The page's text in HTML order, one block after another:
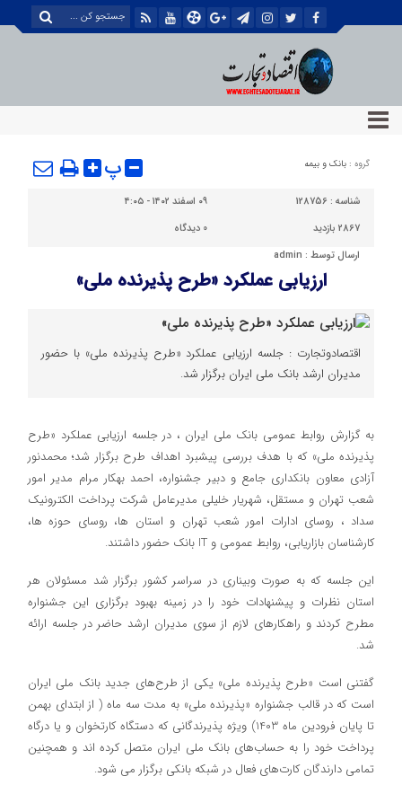
گروه : بانک و بیمه پ
شناسه : 128756
۰۹ اسفند ۱۴۰۲ - ۴:۰۵
2867 بازدید
0 دیدگاه
ارسال توسط : admin
ارزیابی عملکرد «طرح پذیرنده ملی»
اقتصادوتجارت : جلسه ارزیابی عملکرد «طرح پذیرنده ملی» با حضور
مدیران ارشد بانک ملی ایران برگزار شد.
به گزارش روابط عمومی بانک ملی ایران ، در جلسه ارزیابی عملکرد «طرح
پذیرنده ملی» که با هدف بررسی پیشبرد اهداف طرح برگزار شد؛ محمدنور
آزادی معاون بانکداری جامع و دبیر جشنواره، احمد بهکار مرام مدیر امور
شعب تهران و مستقل، شهریار خلیلی مدیرعامل شرکت پرداخت الکترونیک
سداد ، روسای ادارات امور شعب تهران و استان ها، روسای حوزه ها،
کارشناسان بازاریابی، روابط عمومی و IT بانک حضور داشتند.
این جلسه که به صورت وبیناری در سراسر کشور برگزار شد مسئولان هر
استان نظرات و پیشنهادات خود را در زمینه بهبود برگزاری این جشنواره
مطرح کردند و راهکارهای لازم از سوی مدیران ارشد حاضر در جلسه ارائه
شد.
گفتنی است «طرح‌ پذیرنده ملی» یکی از طرح‌های جدید بانک ملی ایران
است که در قالب جشنواره «پذیرنده ملی» به مدت سه ماه ( از ابتدای بهمن
تا پایان فرودین ماه 1403) ویژه پذیرندگانی که دستگاه کارتخوان و یا درگاه
پرداخت خود را به حساب‌های بانک ملی ایران متصل کرده اند و همچنین
تمامی دارندگان کارت‌های فعال در شبکه بانکی برگزار می شود.